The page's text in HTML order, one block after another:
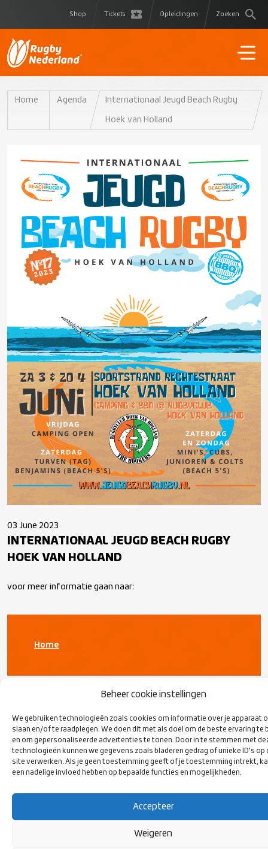
Beheer cookie instellingen
We gebruiken technologieën zoals cookies om informatie over je apparaat
slaan en/of te raadplegen. We doen dit met als doel om de beste ervaring te
en om gepersonaliseerde advertenties te tonen. Door in te stemmen met
technologieën kunnen we gegevens zoals bladeren gedrag of unieke ID's op
site verwerken. Als je geen toestemming geeft of je toestemming intrekt,
een nadelige invloed hebben op bepaalde functies en mogelijkheden.
Accepteer
Weigeren
Shop Tickets Opleidingen Zoeken
Home Agenda Internationaal Jeugd Beach Rugby
Hoek van Holland
03 June 2023
INTERNATIONAAL JEUGD BEACH RUGBY
HOEK VAN HOLLAND
voor meer informatie gaan naar:
Home
VOLG ONS
OP SOCIAL